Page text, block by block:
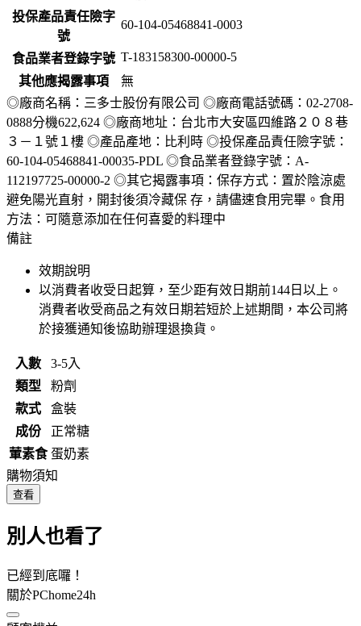
投保產品責任險字
號
60-104-05468841-0003
食品業者登錄字號 T-183158300-00000-5
其他應揭露事項
無
◎廠商名稱：三多士股份有限公司 ◎廠商電話號碼：02-2708-
0888分機622,624 ◎廠商地址：台北市大安區四維路２０８巷
３－１號１樓 ◎產品產地：比利時 ◎投保產品責任險字號：
60-104-05468841-00035-PDL ◎食品業者登錄字號：A-
112197725-00000-2 ◎其它揭露事項：保存方式：置於陰涼處
避免陽光直射，開封後須冷藏保 存，請儘速食用完畢。食用
方法：可隨意添加在任何喜愛的料理中
備註
效期說明
以消費者收受日起算，至少距有效日期前144 日以上。
消費者收受商品之有效日期若短於上述期間，本公司將
於接獲通知後協助辦理退換貨。
入數
3-5入
類型
粉劑
款式
盒裝
成份
正常糖
葷素食 蛋奶素
購物須知
查看
別人也看了
已經到底囉！
關於PChome24h